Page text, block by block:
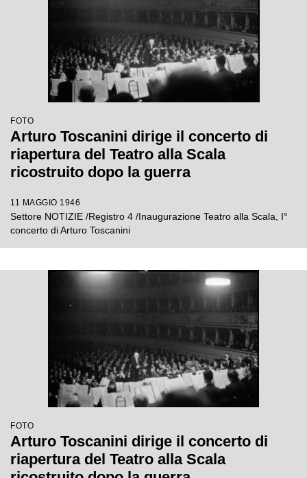
FOTO
Arturo Toscanini dirige il concerto di
riapertura del Teatro alla Scala
ricostruito dopo la guerra
11 MAGGIO 1946
Settore NOTIZIE /Registro 4 /Inaugurazione Teatro alla Scala, I°
concerto di Arturo Toscanini
FOTO
Arturo Toscanini dirige il concerto di
riapertura del Teatro alla Scala